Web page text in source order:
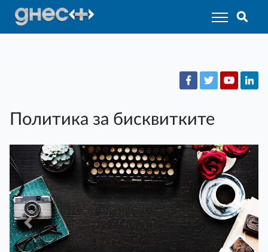
Политика за бисквитките
Previous Next